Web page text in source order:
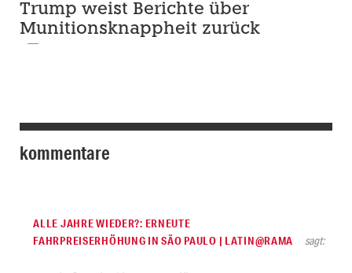
Trump weist Berichte über
Munitionsknappheit zurück
kommentare
ALLE JAHRE WIEDER?: ERNEUTE
FAHRPREISERHÖHUNG IN SÃO PAULO | LATIN@RAMA
sagt: